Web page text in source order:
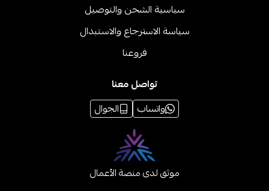
سياسية الشحن والتوصيل
سياسة الاسترجاع والاستبدال
فروعنا
تواصل معنا
واتساب
الجوال
موثق لدى منصة الأعمال